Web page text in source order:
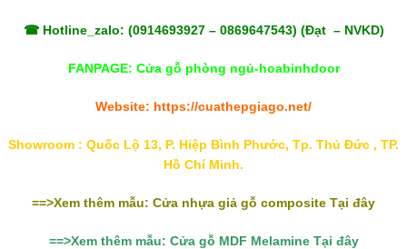
☎ Hotline_zalo: (0914693927 – 0869647543) (Đạt – NVKD)
FANPAGE: Cửa gỗ phòng ngủ-hoabinhdoor
Website: https://cuathepgiago.net/
Showroom : Quốc Lộ 13, P. Hiệp Bình Phước, Tp. Thủ Đức , TP.
Hồ Chí Minh.
==>Xem thêm mẫu: Cửa nhựa giả gỗ composite Tại đây
==>Xem thêm mẫu: Cửa gỗ MDF MelamineTại đây